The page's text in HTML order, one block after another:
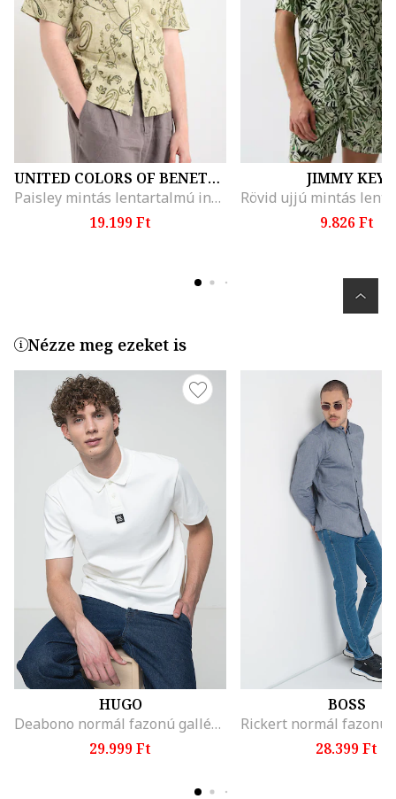
UNITED COLORS OF BENETTON
Paisley mintás lentartalmú ing, Spárgazöld/Páfrányzöld/Pisztáciazöld
19.199 Ft
JIMMY KEY
9.826 Ft
Nézze meg ezeket is
HUGO
Deabono normál fazonú galléros póló, Fehér
29.999 Ft
BOSS
28.399 Ft